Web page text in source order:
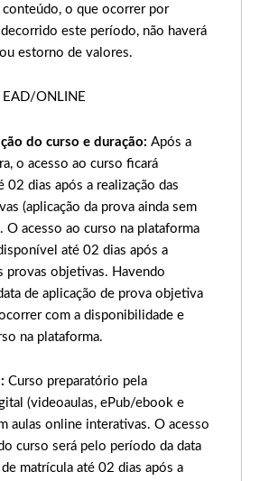
conteúdo, o que ocorrer por
este período, não haverá
estorno de valores.
EAD/ONLINE
do curso e duração: Após a
o acesso ao curso ficará
02 dias após a realização das
(aplicação da prova ainda sem
O acesso ao curso na plataforma
até 02 dias após a
provas objetivas. Havendo
de aplicação de prova objetiva
com a disponibilidade e
na plataforma.
Curso preparatório pela
(videoaulas, ePub/ebook e
aulas online interativas. O acesso
curso será pelo período da data
matrícula até 02 dias após a